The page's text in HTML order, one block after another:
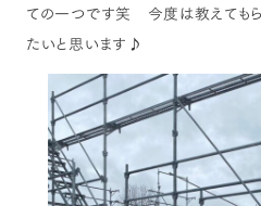
ての一つです笑 今度は教えても
たいと思います♪